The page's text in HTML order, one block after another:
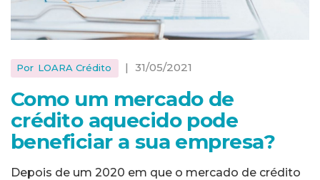
Por LOARA Crédito | 31/05/2021
Como um mercado de
crédito aquecido pode
beneficiar a sua empresa?
Depois de um 2020 em que o mercado de crédito